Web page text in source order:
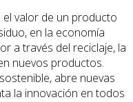
valor de un producto
en la economía
a través del reciclaje, la
nuevos productos.
abre nuevas
la innovación en todos